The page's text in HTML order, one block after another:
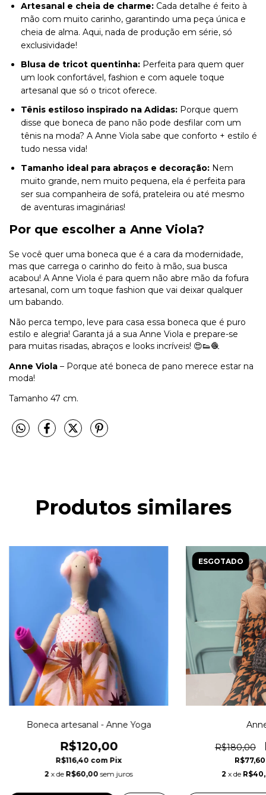
Artesanal e cheia de charme: Cada detalhe é feito à
mão com muito carinho, garantindo uma peça única e
cheia de alma. Aqui, nada de produção em série, só
exclusividade!
Blusa de tricot quentinha: Perfeita para quem quer
um look confortável, fashion e com aquele toque
artesanal que só o tricot oferece.
Tênis estiloso inspirado na Adidas: Porque quem
disse que boneca de pano não pode desfilar com um
tênis na moda? A Anne Viola sabe que conforto + estilo é
tudo nessa vida!
Tamanho ideal para abraços e decoração: Nem
muito grande, nem muito pequena, ela é perfeita para
ser sua companheira de sofá, prateleira ou até mesmo
de aventuras imaginárias!
Por que escolher a Anne Viola?
Se você quer uma boneca que é a cara da modernidade,
mas que carrega o carinho do feito à mão, sua busca
acabou! A Anne Viola é para quem não abre mão da fofura
artesanal, com um toque fashion que vai deixar qualquer
um babando.
Não perca tempo, leve para casa essa boneca que é puro
estilo e alegria! Garanta já a sua Anne Viola e prepare-se
para muitas risadas, abraços e looks incríveis! 😍👟🧶
Anne Viola – Porque até boneca de pano merece estar na
moda!
Tamanho 47 cm.
Produtos similares
Boneca artesanal - Anne Yoga
R$120,00
R$116,40 com Pix
2 x de R$60,00 sem juros
ESGOTADO
R$180,00
2 x de